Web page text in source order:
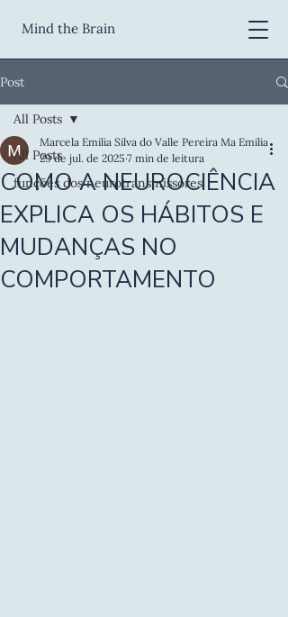
Mind the Brain
Post
All Posts
funções dos neurotransmissores
All Posts
COMO A NEUROCIÊNCIA
EXPLICA OS HÁBITOS E
MUDANÇAS NO
COMPORTAMENTO
Marcela Emilia Silva do Valle Pereira Ma Emilia
29 de jul. de 2025 7 min de leitura